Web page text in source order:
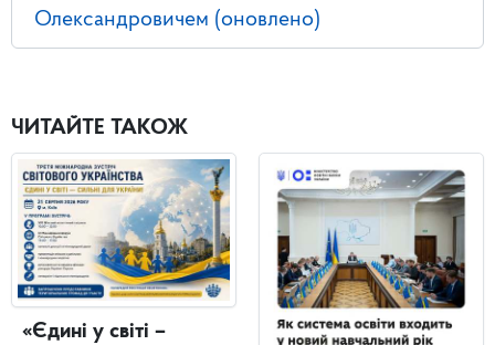
Олександровичем (оновлено)
ЧИТАЙТЕ ТАКОЖ
«Єдині у світі –